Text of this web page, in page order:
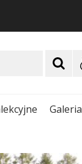
Galeria